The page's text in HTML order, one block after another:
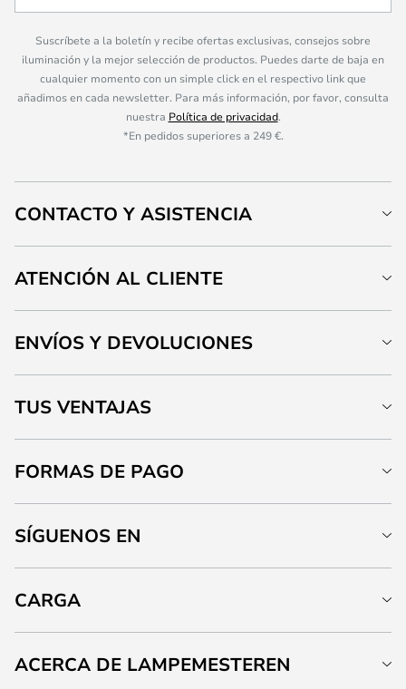
Suscríbete a la boletín y recibe ofertas exclusivas, consejos sobre
iluminación y la mejor selección de productos. Puedes darte de baja en
cualquier momento con un simple click en el respectivo link que
añadimos en cada newsletter. Para más información, por favor, consulta
nuestra Política de privacidad.
*En pedidos superiores a 249 €.
CONTACTO Y ASISTENCIA
ATENCIÓN AL CLIENTE
ENVÍOS Y DEVOLUCIONES
TUS VENTAJAS
FORMAS DE PAGO
SÍGUENOS EN
CARGA
ACERCA DE LAMPEMESTEREN